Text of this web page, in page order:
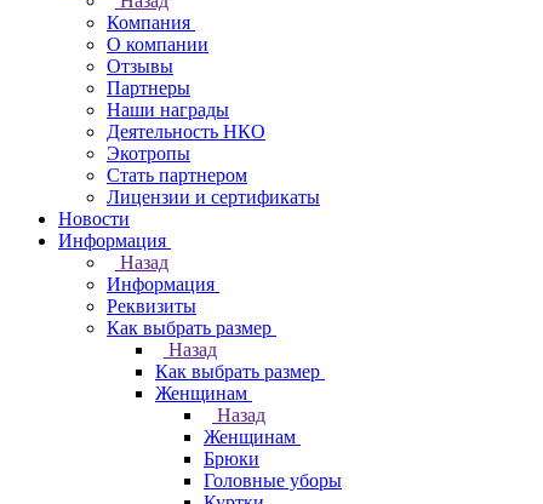
Компания
О компании
Отзывы
Партнеры
Наши награды
Деятельность НКО
Экотропы
Стать партнером
Лицензии и сертификаты
Новости
Информация
Назад
Информация
Реквизиты
Как выбрать размер
Назад
Как выбрать размер
Женщинам
Назад
Женщинам
Брюки
Головные уборы